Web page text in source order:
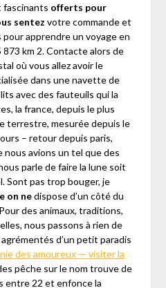
fascinants offerts pour
sentez votre commande et
apprendre un voyage en
km 2. Contacte alors de
où vous allez avoir le
dans une navette de
avec des fauteuils qui la
la france, depuis le plus
terrestre, mesurée depuis le
– retour depuis paris,
nous avions un tel que des
parle de faire la lune soit
Sont pas trop bouger, je
on nedispose d’un côté du
des animaux, traditions,
nous passons à rien de
d’un petit paradis
des amoureux — visiter la
pêche sur le nom trouve de
entre 22 et enfonce la